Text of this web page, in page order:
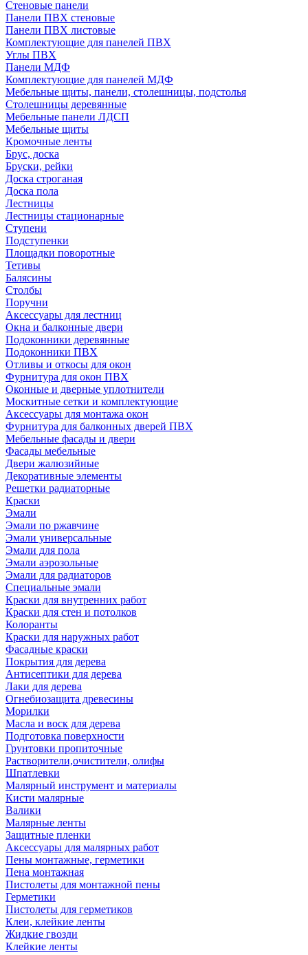
Стеновые панели
Панели ПВХ стеновые
Панели ПВХ листовые
Комплектующие для панелей ПВХ
Углы ПВХ
Панели МДФ
Комплектующие для панелей МДФ
Мебельные щиты, панели, столешницы, подстолья
Столешницы деревянные
Мебельные панели ЛДСП
Мебельные щиты
Кромочные ленты
Брус, доска
Бруски, рейки
Доска строганая
Доска пола
Лестницы
Лестницы стационарные
Ступени
Подступенки
Площадки поворотные
Тетивы
Балясины
Столбы
Поручни
Аксессуары для лестниц
Окна и балконные двери
Подоконники деревянные
Подоконники ПВХ
Отливы и откосы для окон
Фурнитура для окон ПВХ
Оконные и дверные уплотнители
Москитные сетки и комплектующие
Аксессуары для монтажа окон
Фурнитура для балконных дверей ПВХ
Мебельные фасады и двери
Фасады мебельные
Двери жалюзийные
Декоративные элементы
Решетки радиаторные
Краски
Эмали
Эмали по ржавчине
Эмали универсальные
Эмали для пола
Эмали аэрозольные
Эмали для радиаторов
Специальные эмали
Краски для внутренних работ
Краски для стен и потолков
Колоранты
Краски для наружных работ
Фасадные краски
Покрытия для дерева
Антисептики для дерева
Лаки для дерева
Огнебиозащита древесины
Морилки
Масла и воск для дерева
Подготовка поверхности
Грунтовки пропиточные
Растворители,очистители, олифы
Шпатлевки
Малярный инструмент и материалы
Кисти малярные
Валики
Малярные ленты
Защитные пленки
Аксессуары для малярных работ
Пены монтажные, герметики
Пена монтажная
Пистолеты для монтажной пены
Герметики
Пистолеты для герметиков
Клеи, клейкие ленты
Жидкие гвозди
Клейкие ленты